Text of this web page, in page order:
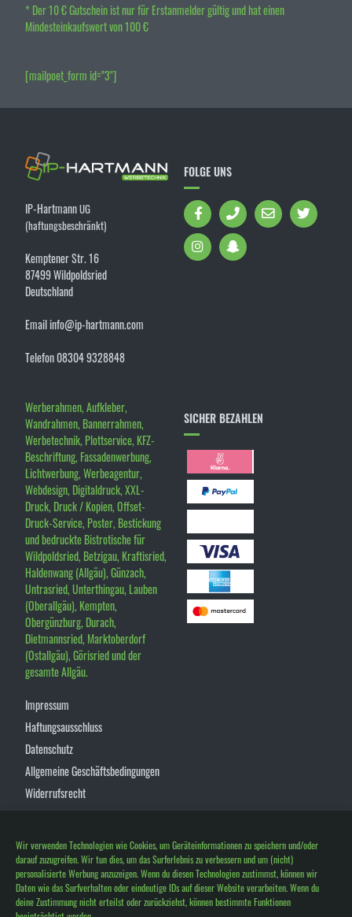
Wir verwenden Technologien wie Cookies, um Geräteinformationen zu speichern und/oder
darauf zuzugreifen. Wir tun dies, um das Surferlebnis zu verbessern und um (nicht)
personalisierte Werbung anzuzeigen. Wenn du diesen Technologien zustimmst, können wir
Daten wie das Surfverhalten oder eindeutige IDs auf dieser Website verarbeiten. Wenn du
deine Zustimmung nicht erteilst oder zurückziehst, können bestimmte Funktionen
* Der 10 € Gutschein ist nur für Erstanmelder gültig und hat einen
Mindesteinkaufswert von 100 €
[mailpoet_form id="3"]
IP-HartmannUG
(haftungsbeschränkt)
Kemptener Str. 16
87499 Wildpoldsried
Deutschland
Email info@ip-hartmann.com
Telefon 08304 9328848
FOLGE UNS
Werberahmen, Aufkleber,
Wandrahmen, Bannerrahmen,
Werbetechnik, Plottservice, KFZ-
Beschriftung, Fassadenwerbung,
Lichtwerbung, Werbeagentur,
Webdesign, Digitaldruck, XXL-
Druck, Druck / Kopien, Offset-
Druck-Service, Poster, Bestickung
und bedruckte Bistrotische für
Wildpoldsried, Betzigau, Kraftisried,
Haldenwang (Allgäu), Günzach,
Untrasried, Unterthingau, Lauben
(Oberallgäu), Kempten,
Obergünzburg, Durach,
Dietmannsried, Marktoberdorf
(Ostallgäu), Görisried und der
gesamte Allgäu.
SICHER BEZAHLEN
Impressum
Haftungsausschluss
Datenschutz
Allgemeine Geschäftsbedingungen
Widerrufsrecht
Versand & Lieferung
Jobs